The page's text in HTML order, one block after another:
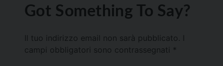
Got Something To Say?
Il tuo indirizzo email non sarà pubblicato.
campi obbligatori sono contrassegnati *